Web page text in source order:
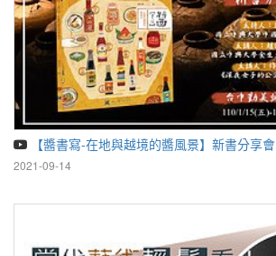
【醬書寫-在地與越境的醬風景】新書分享會
2021-09-14